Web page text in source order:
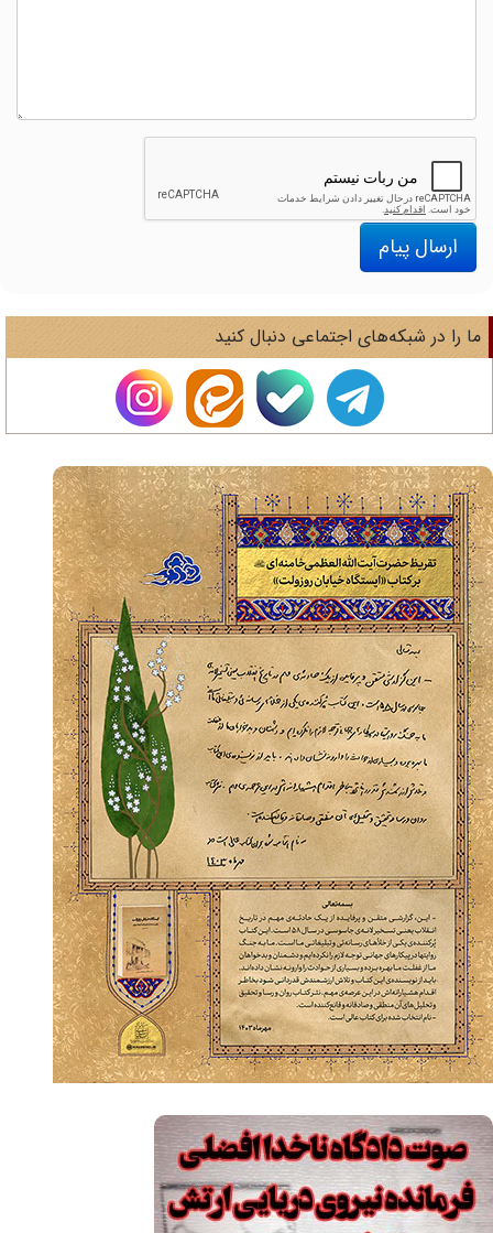
ارسال پیام
را در شبکه‌های اجتماعی دنبال کنید